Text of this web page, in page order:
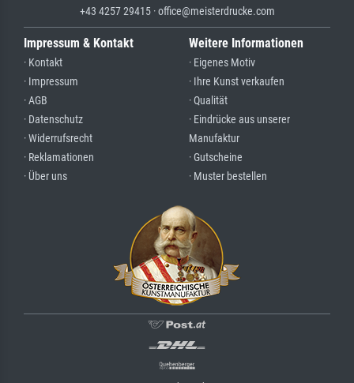
+43 4257 29415 · office@meisterdrucke.com
Impressum & Kontakt
· Kontakt
· Impressum
· AGB
· Datenschutz
· Widerrufsrecht
· Reklamationen
· Über uns
Weitere Informationen
· Eigenes Motiv
· Ihre Kunst verkaufen
· Qualität
· Eindrücke aus unserer
Manufaktur
· Gutscheine
· Muster bestellen